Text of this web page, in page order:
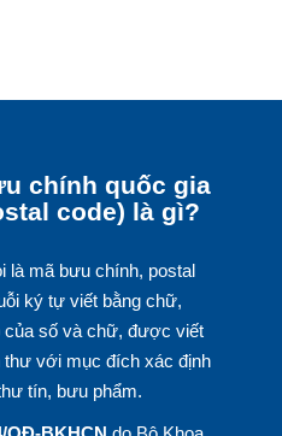
chính quốc gia
code) là gì?
là mã bưu chính, postal
ký tự viết bằng chữ,
của số và chữ, được viết
thư với mục đích xác định
tín, bưu phẩm.